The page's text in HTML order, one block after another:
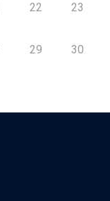
22 23
29 30